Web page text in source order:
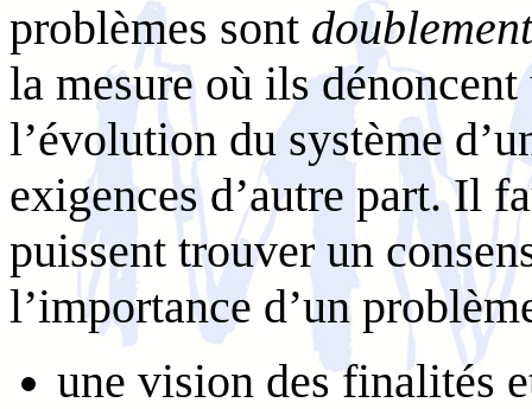
problèmes sont
la mesure où ils
l’évolution du système
exigences d’autre part. Il
puissent trouver un
l’importance d’un
une vision des finalités